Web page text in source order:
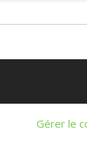
Gérer le